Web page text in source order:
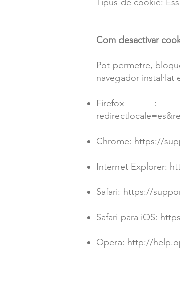
Com desactivar
Pot permetre,
navegador instal·lat
Firefox
Chrome: https://
Internet Explorer:
Safari: https://
Safari para iOS:
Opera: http://